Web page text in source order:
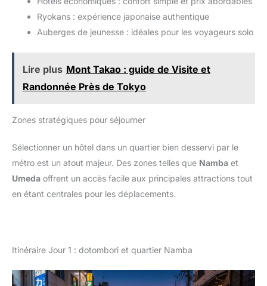
Ryokans : expérience japonaise authentique
Auberges de jeunesse : idéales pour les voyageurs solo
Lire plus Mont Takao : guide de Visite et
Randonnée Près de Tokyo
Zones stratégiques pour séjourner
Sélectionner un hôtel dans un quartier bien desservi par le
métro est un atout majeur. Des zones telles que Namba et
Umeda offrent un accès facile aux principales attractions tout
en étant centrales pour les déplacements.
Itinéraire Jour 1 : dotombori et quartier Namba